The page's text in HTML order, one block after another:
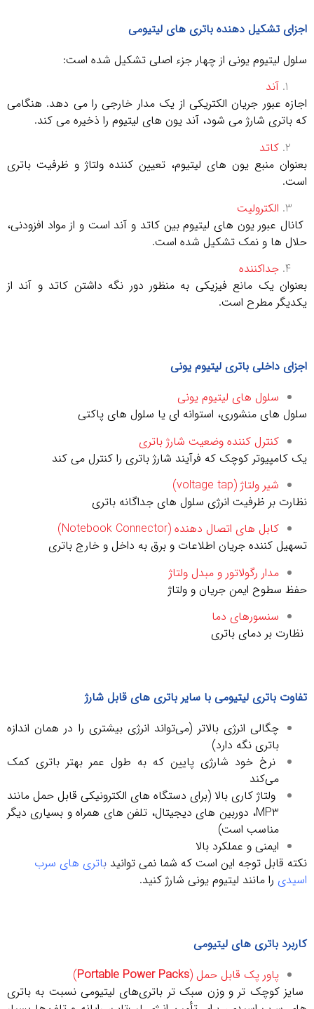
اجزای تشکیل دهنده باتری های لیتیومی
سلول لیتیوم یونی از چهار جزء اصلی تشکیل شده است:
آند
اجازه عبور جریان الکتریکی از یک مدار خارجی را می دهد. هنگامی
که باتری شارژ می شود، آند یون های لیتیوم را ذخیره می کند.
کاتد
بعنوان منبع یون های لیتیوم، تعیین کننده ولتاژ و ظرفیت باتری
است.
الکترولیت
کانال عبور یون های لیتیوم بین کاتد و آند است و از مواد افزودنی،
حلال ها و نمک تشکیل شده است.
جداکننده
بعنوان یک مانع فیزیکی به منظور دور نگه داشتن کاتد و آند از
یکدیگر مطرح است.
اجزای داخلی باتری لیتیوم یونی
سلول های لیتیوم یونی
سلول های منشوری، استوانه ای یا سلول های پاکتی
کنترل کننده وضعیت شارژ باتری
یک کامپیوتر کوچک که فرآیند شارژ باتری را کنترل می کند
شیر ولتاژ (voltage tap)
نظارت بر ظرفیت انرژی سلول های جداگانه باتری
کابل های اتصال دهنده (Notebook Connector)
تسهیل کننده جریان اطلاعات و برق به داخل و خارج باتری
مدار رگولاتور و مبدل ولتاژ
حفظ سطوح ایمن جریان و ولتاژ
سنسورهای دما
نظارت بر دمای باتری
تفاوت باتری لیتیومی با سایر باتری های قابل شارژ
چگالی انرژی بالاتر (می‌تواند انرژی بیشتری را در همان اندازه
باتری نگه دارد)
نرخ خود شارژی پایین که به طول عمر بهتر باتری کمک
می‌کند
ولتاژ کاری بالا (برای دستگاه های الکترونیکی قابل حمل مانند
MP3، دوربین های دیجیتال، تلفن های همراه و بسیاری دیگر
مناسب است)
ایمنی و عملکرد بالا
نکته قابل توجه این است که شما نمی توانید باتری های سرب
اسیدی را مانند لیتیوم یونی شارژ کنید.
کاربرد باتری های لیتیومی
پاور پک قابل حمل (Portable Power Packs
)
سایز کوچک تر و وزن سبک تر باتری‌های لیتیومی نسبت به باتری